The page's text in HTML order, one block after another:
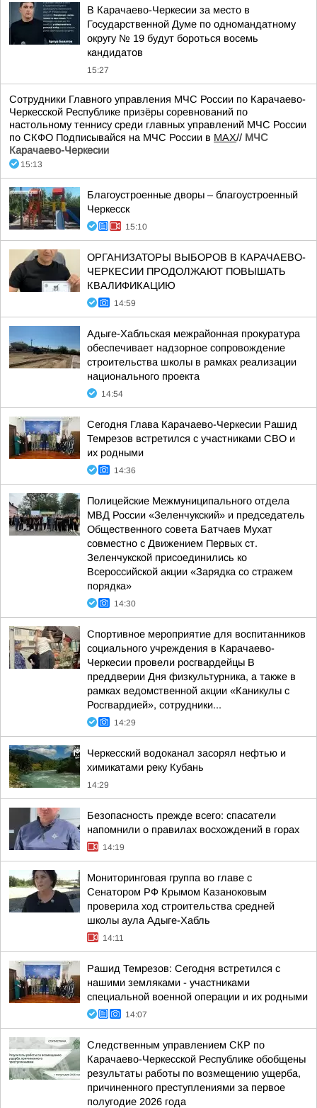
В Карачаево-Черкесии за место в
Государственной Думе по одномандатному
округу № 19 будут бороться восемь
кандидатов
15:27
Сотрудники Главного управления МЧС России по Карачаево-
Черкесской Республике призёры соревнований по
настольному теннису среди главных управлений МЧС России
по СКФО Подписывайся на МЧС России в MAX// МЧС
Карачаево-Черкесии
15:13
Благоустроенные дворы – благоустроенный
Черкесск
15:10
ОРГАНИЗАТОРЫ ВЫБОРОВ В КАРАЧАЕВО-
ЧЕРКЕСИИ ПРОДОЛЖАЮТ ПОВЫШАТЬ
КВАЛИФИКАЦИЮ
14:59
Адыге-Хабльская межрайонная прокуратура
обеспечивает надзорное сопровождение
строительства школы в рамках реализации
национального проекта
14:54
Сегодня Глава Карачаево-Черкесии Рашид
Темрезов встретился с участниками СВО и
их родными
14:36
Полицейские Межмуниципального отдела
МВД России «Зеленчукский» и председатель
Общественного совета Батчаев Мухат
совместно с Движением Первых ст.
Зеленчукской присоединились ко
Всероссийской акции «Зарядка со стражем
порядка»
14:30
Спортивное мероприятие для воспитанников
социального учреждения в Карачаево-
Черкесии провели росгвардейцы В
преддверии Дня физкультурника, а также в
рамках ведомственной акции «Каникулы с
Росгвардией», сотрудники...
14:29
Черкесский водоканал засорял нефтью и
химикатами реку Кубань
14:29
Безопасность прежде всего: спасатели
напомнили о правилах восхождений в горах
14:19
Мониторинговая группа во главе с
Сенатором РФ Крымом Казаноковым
проверила ход строительства средней
школы аула Адыге-Хабль
14:11
Рашид Темрезов: Сегодня встретился с
нашими земляками - участниками
специальной военной операции и их родными
14:07
Следственным управлением СКР по
Карачаево-Черкесской Республике обобщены
результаты работы по возмещению ущерба,
причиненного преступлениями за первое
полугодие 2026 года